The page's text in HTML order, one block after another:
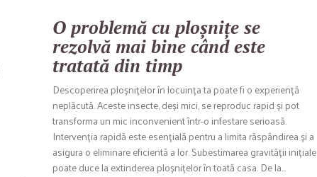
O problemă cu ploșnițe se
rezolvă mai bine când este
tratată din timp
Descoperirea ploșnițelor în locuința ta poate fi o experiență
neplăcută. Aceste insecte, deși mici, se reproduc rapid și pot
transforma un mic inconvenient într-o infestare serioasă.
Intervenția rapidă este esențială pentru a limita răspândirea și a
asigura o eliminare eficientă a lor. Subestimarea gravității inițiale
poate duce la extinderea ploșnițelor în toată casa. De la…